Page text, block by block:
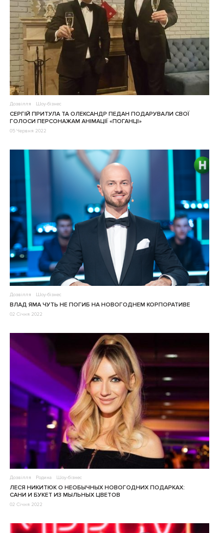
Дозвілля Шоу-бізнес
СЕРГІЙ ПРИТУЛА ТА ОЛЕКСАНДР ПЕДАН ПОДАРУВАЛИ СВОЇ
ГОЛОСИ ПЕРСОНАЖАМ АНІМАЦІЇ «ПОГАНЦІ»
05 Червня 2022
Дозвілля Шоу-бізнес
ВЛАД ЯМА ЧУТЬ НЕ ПОГИБ НА НОВОГОДНЕМ КОРПОРАТИВЕ
02 Січня 2022
Дозвілля Родина Шоу-бізнес
ЛЕСЯ НИКИТЮК О НЕОБЫЧНЫХ НОВОГОДНИХ ПОДАРКАХ:
САНИ И БУКЕТ ИЗ МЫЛЬНЫХ ЦВЕТОВ
02 Січня 2022